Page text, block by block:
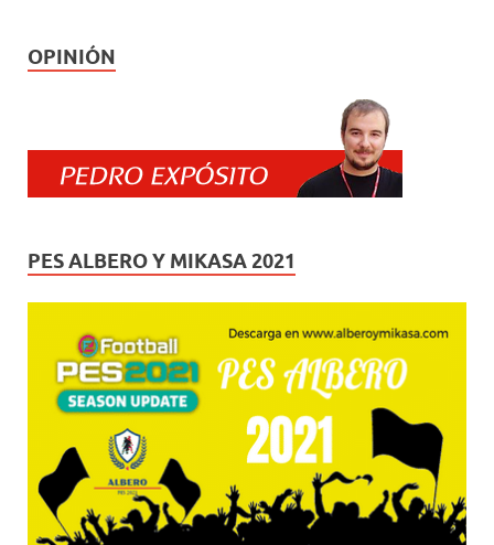
OPINIÓN
PES ALBERO Y MIKASA 2021